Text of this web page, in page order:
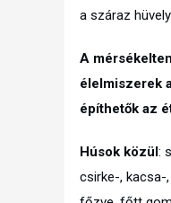
a száraz
A
élelmiszerek
építhetők az
Húsok közül :
csirke-, kacsa-